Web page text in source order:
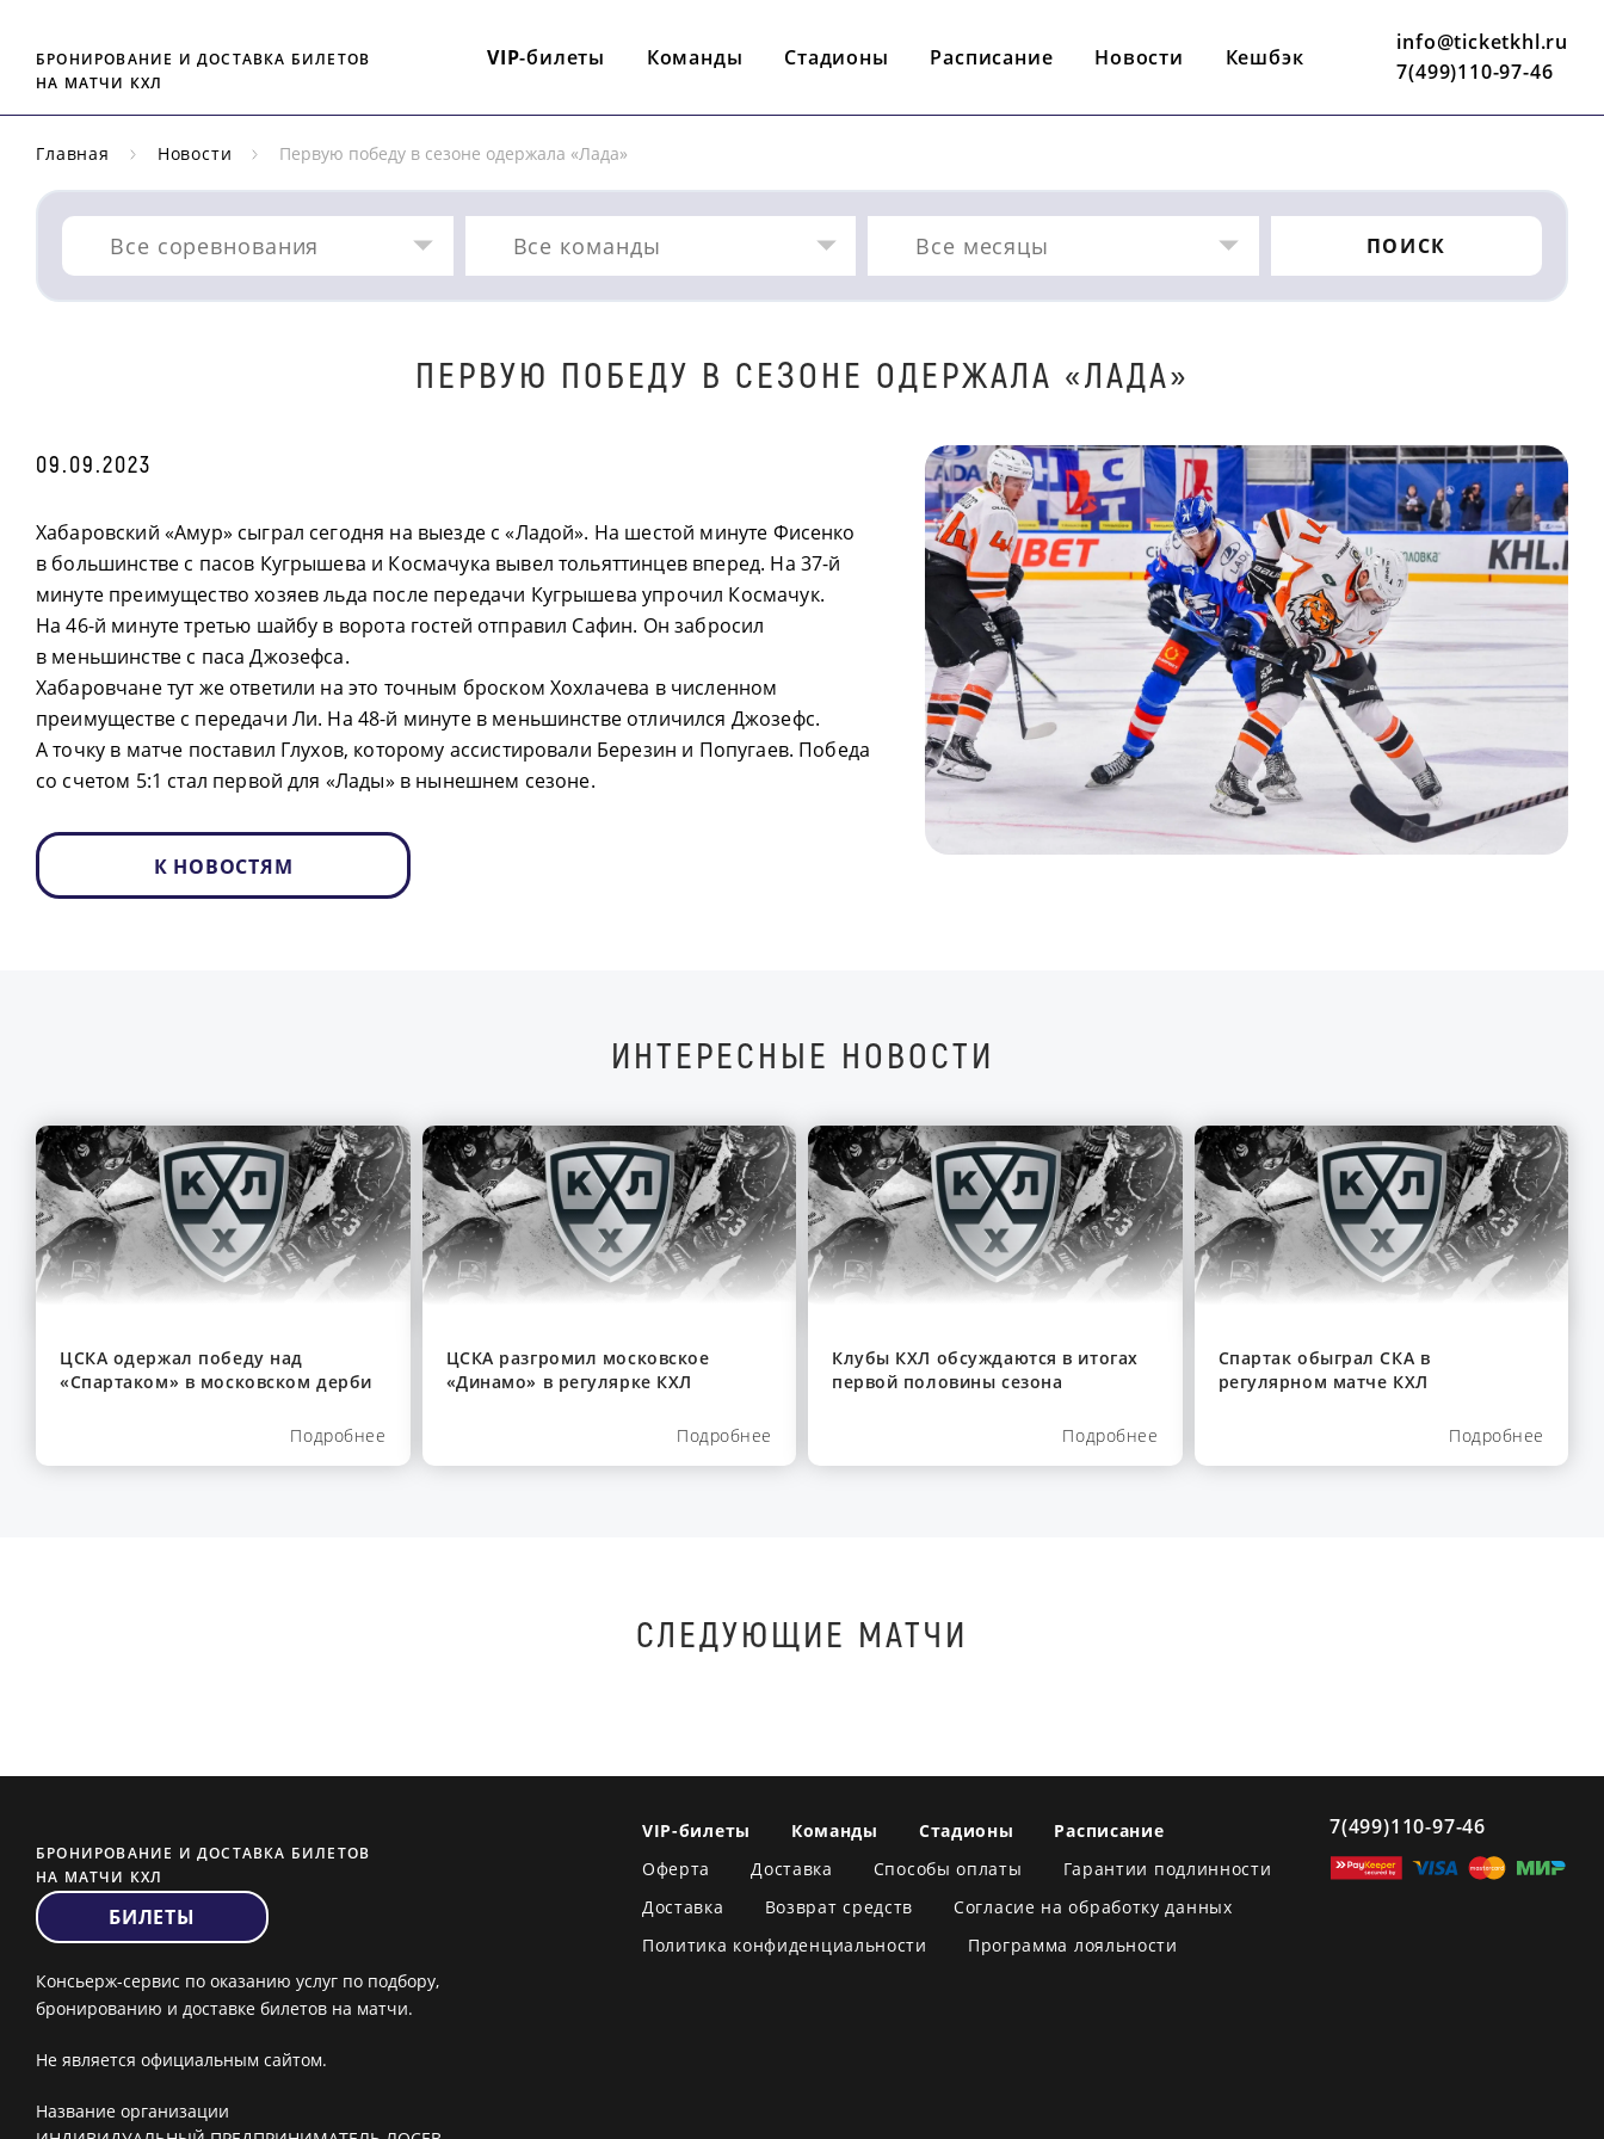
БРОНИРОВАНИЕ И ДОСТАВКА БИЛЕТОВ
НА МАТЧИ КХЛ
VIP-билеты Команды Стадионы Расписание Новости Кешбэк
info@ticketkhl.ru
7(499)110-97-46
Главная Новости Первую победу в сезоне одержала «Лада»
Все соревнования Все команды Все месяцы ПОИСК
ПЕРВУЮ ПОБЕДУ В СЕЗОНЕ ОДЕРЖАЛА «ЛАДА»
09.09.2023
Хабаровский «Амур» сыграл сегодня на выезде с «Ладой». На шестой минуте Фисенко
в большинстве с пасов Кугрышева и Космачука вывел тольяттинцев вперед. На 37-й
минуте преимущество хозяев льда после передачи Кугрышева упрочил Космачук.
На 46-й минуте третью шайбу в ворота гостей отправил Сафин. Он забросил
в меньшинстве с паса Джозефса.
Хабаровчане тут же ответили на это точным броском Хохлачева в численном
преимуществе с передачи Ли. На 48-й минуте в меньшинстве отличился Джозефс.
А точку в матче поставил Глухов, которому ассистировали Березин и Попугаев. Победа
со счетом 5:1 стал первой для «Лады» в нынешнем сезоне.
К НОВОСТЯМ
ИНТЕРЕСНЫЕ НОВОСТИ
ЦСКА одержал победу над
«Спартаком» в московском дерби
Подробнее
ЦСКА разгромил московское
«Динамо» в регулярке КХЛ
Подробнее
Клубы КХЛ обсуждаются в итогах
первой половины сезона
Подробнее
Спартак обыграл СКА в
регулярном матче КХЛ
Подробнее
СЛЕДУЮЩИЕ МАТЧИ
БРОНИРОВАНИЕ И ДОСТАВКА БИЛЕТОВ
НА МАТЧИ КХЛ
БИЛЕТЫ
Консьерж-сервис по оказанию услуг по подбору,
бронированию и доставке билетов на матчи.
Не является официальным сайтом.
Название организации
VIP-билеты Команды Стадионы
Расписание
Оферта
Доставка Способы оплаты
Гарантии подлинности
Доставка
Возврат средств
Согласие на обработку данных
Политика конфиденциальности
Программа лояльности
7(499)110-97-46